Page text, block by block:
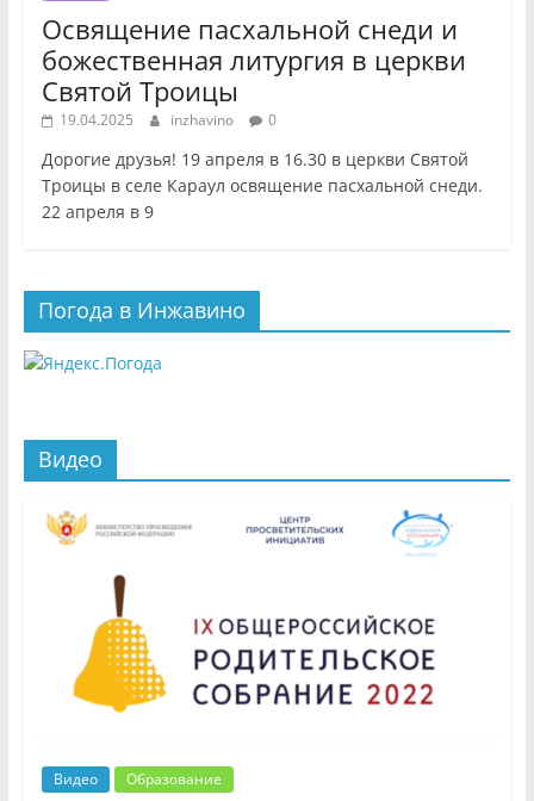
Освящение пасхальной снеди и
божественная литургия в церкви
Святой Троицы
19.04.2025 inzhavino 0
Дорогие друзья! 19 апреля в 16.30 в церкви Святой
Троицы в селе Караул освящение пасхальной снеди.
22 апреля в 9
Погода в Инжавино
Видео
Видео Образование